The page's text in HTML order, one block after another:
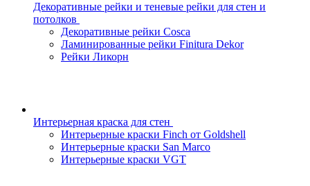
Декоративные рейки и теневые рейки для стен и
потолков
Декоративные рейки Cosca
Ламинированные рейки Finitura Dekor
Рейки Ликорн
Интерьерная краска для стен
Интерьерные краски Finch от Goldshell
Интерьерные краски San Marco
Интерьерные краски VGT